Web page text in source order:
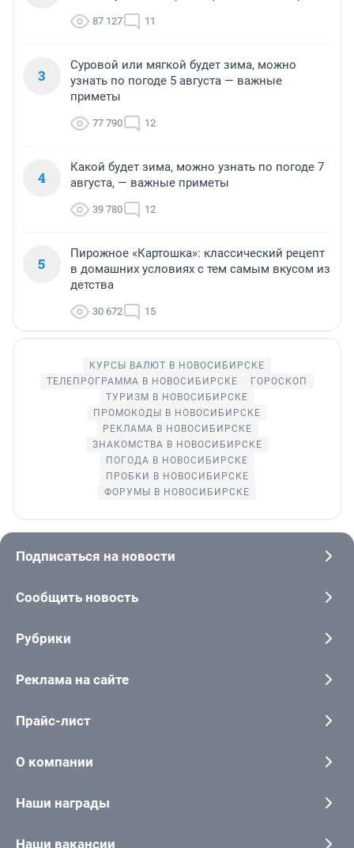
87 127 11
3
Суровой или мягкой будет зима, можно
узнать по погоде 5 августа — важные
приметы
77 790 12
4
Какой будет зима, можно узнать по погоде 7
августа, — важные приметы
39 780 12
5
Пирожное «Картошка»: классический рецепт
в домашних условиях с тем самым вкусом из
детства
30 672 15
КУРСЫ ВАЛЮТ В НОВОСИБИРСКЕ
ТЕЛЕПРОГРАММА В НОВОСИБИРСКЕ
ГОРОСКОП
ТУРИЗМ В НОВОСИБИРСКЕ
ПРОМОКОДЫ В НОВОСИБИРСКЕ
РЕКЛАМА В НОВОСИБИРСКЕ
ЗНАКОМСТВА В НОВОСИБИРСКЕ
ПОГОДА В НОВОСИБИРСКЕ
ПРОБКИ В НОВОСИБИРСКЕ
ФОРУМЫ В НОВОСИБИРСКЕ
Подписаться на новости
Сообщить новость
Рубрики
Реклама на сайте
Прайс-лист
О компании
Наши награды
Наши вакансии